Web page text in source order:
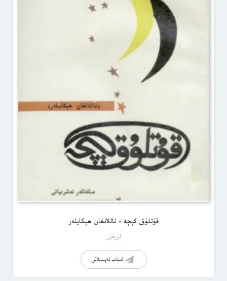
قۇتلۇق كېچە – تاللانغان ھېكايلەر
ئۇيغۇر
كىتاب تەپسىلاتى